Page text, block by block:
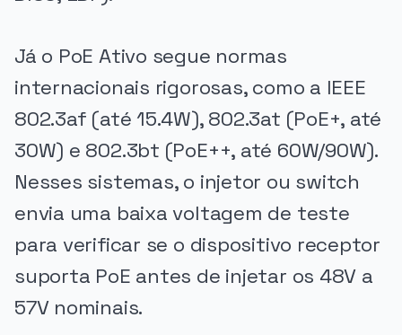
Já o PoE Ativo segue normas
internacionais rigorosas, como a IEEE
802.3af (até 15.4W), 802.3at (PoE+, até
30W) e 802.3bt (PoE++, até 60W/90W).
Nesses sistemas, o injetor ou switch
envia uma baixa voltagem de teste
para verificar se o dispositivo receptor
suporta PoE antes de injetar os 48V a
57V nominais.